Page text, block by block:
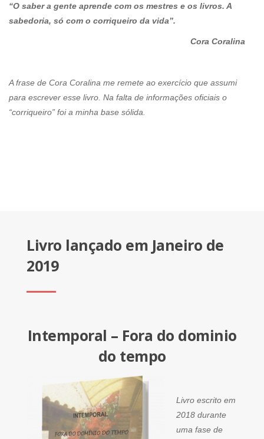
“O saber a gente aprende com os mestres e os livros. A
sabedoria, só com o corriqueiro da vida”.
Cora Coralina
A frase de Cora Coralina me remete ao exercício que assumi
para escrever esse livro. Na falta de informações oficiais o
“corriqueiro” foi a minha base sólida.
Livro lançado em Janeiro de
2019
Intemporal – Fora do dominio
do tempo
Livro escrito em
2018 durante
uma fase de